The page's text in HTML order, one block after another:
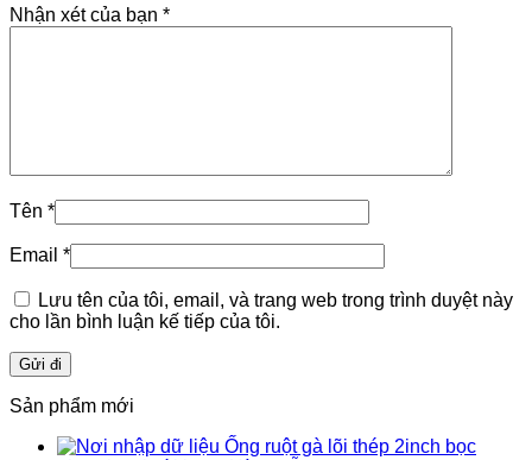
Nhận xét của bạn *
Tên *
Email *
Lưu tên của tôi, email, và trang web trong trình duyệt này
cho lần bình luận kế tiếp của tôi.
Sản phẩm mới
Ống ruột gà lõi thép 2inch bọc